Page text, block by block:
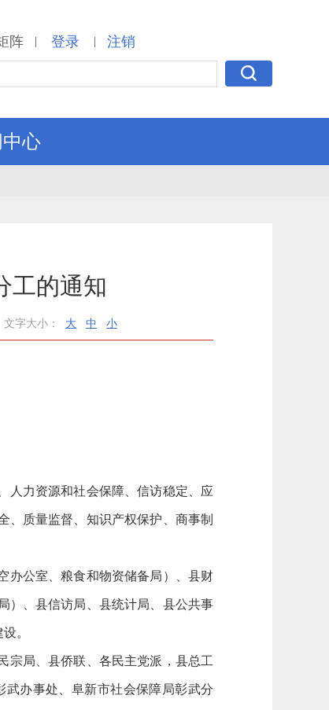
阵 | 登录 | 注销
心
工的通知
文字大小： 大 中 小
人力资源和社会保障、信访稳定、应
、质量监督、知识产权保护、商事制
办公室、粮食和物资储备局）、县财
）、县信访局、县统计局、县公共事
。
宗局、县侨联、各民主党派，县总工
办事处、阜新市社会保障局彰武分